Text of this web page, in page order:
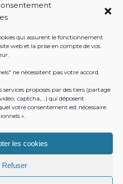
qui assurent le fonctionnement
web et la prise en compte de vos
ne nécessitent pas votre accord.
services proposés par des tiers (partage
captcha,...) qui déposent
votre consentement est nécessaire.
».
les cookies
Refuser